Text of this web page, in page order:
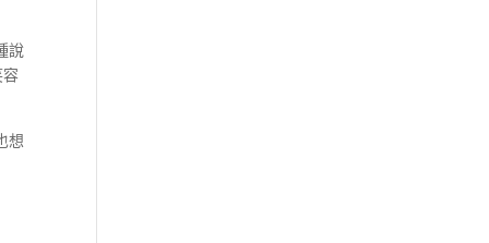
說
想